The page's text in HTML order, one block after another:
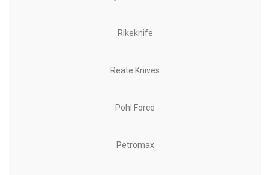
Rikeknife
Reate Knives
Pohl Force
Petromax